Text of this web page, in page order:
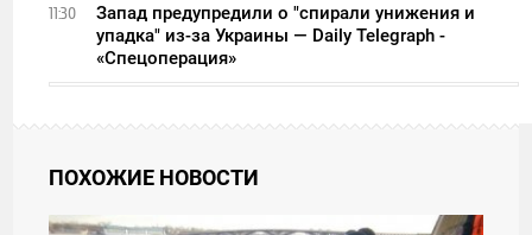
11:30
Запад предупредили о "спирали унижения и
упадка" из-за Украины — Daily Telegraph -
«Спецоперация»
ПОХОЖИЕ НОВОСТИ